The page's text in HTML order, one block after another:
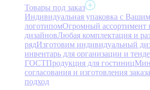
Товары под заказ
Индивидуальная упаковка с Вашим
логотипомОгромный ассортимент
дизайновЛюбая комплектация и
рядИзготовим индивидуальный
инвентарь для организации и
ГОСТПродукция для гостиниц
согласования и изготовления заказа
подход